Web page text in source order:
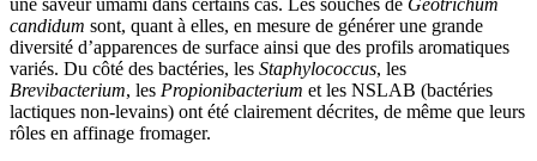
candidum sont, quant à elles, en mesure de générer une grande
diversité d’apparences de surface ainsi que des profils aromatiques
variés. Du côté des bactéries, les Staphylococcus, les
Brevibacterium, les Propionibacterium et les NSLAB (bactéries
lactiques non-levains) ont été clairement décrites, de même que leurs
rôles en affinage fromager.